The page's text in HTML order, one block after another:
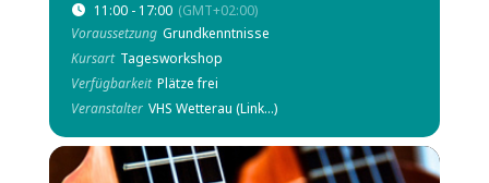
11:00 - 17:00 (GMT+02:00)
Voraussetzung Grundkenntnisse
Kursart Tagesworkshop
Verfügbarkeit Plätze frei
Veranstalter VHS Wetterau (Link...)